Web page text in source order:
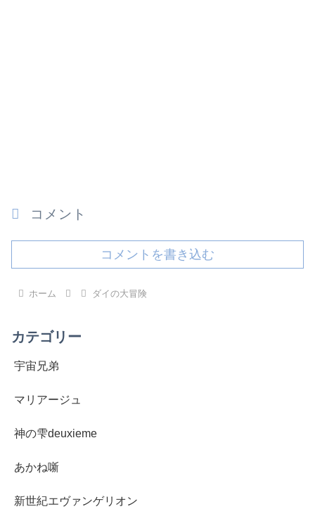
コメント
コメントを書き込む
ホーム ダイの大冒険
カテゴリー
宇宙兄弟
マリアージュ
神の雫deuxieme
あかね噺
新世紀エヴァンゲリオン